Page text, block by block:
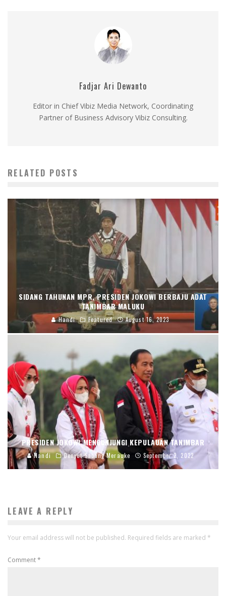
Fadjar Ari Dewanto
Editor in Chief Vibiz Media Network, Coordinating
Partner of Business Advisory Vibiz Consulting.
RELATED POSTS
SIDANG TAHUNAN MPR, PRESIDEN JOKOWI BERBAJU ADAT
TANIMBAR MALUKU
Handi Featured August 16, 2023
PRESIDEN JOKOWI MENGUNJUNGI KEPULAUAN TANIMBAR
Handi Denyut Sabang Merauke September 2, 2022
LEAVE A REPLY
Your email address will not be published. Required fields are marked *
Comment*